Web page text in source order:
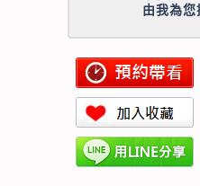
由我為您